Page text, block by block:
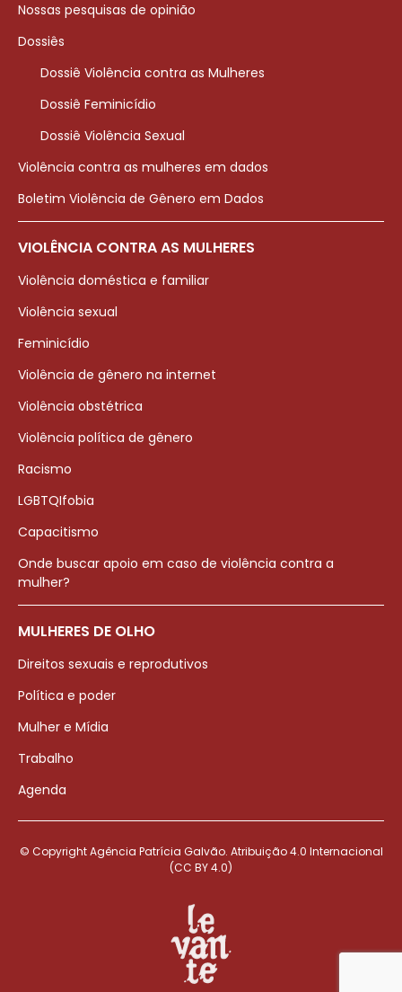
Nossas pesquisas de opinião
Dossiês
Dossiê Violência contra as Mulheres
Dossiê Feminicídio
Dossiê Violência Sexual
Violência contra as mulheres em dados
Boletim Violência de Gênero em Dados
VIOLÊNCIA CONTRA AS MULHERES
Violência doméstica e familiar
Violência sexual
Feminicídio
Violência de gênero na internet
Violência obstétrica
Violência política de gênero
Racismo
LGBTQIfobia
Capacitismo
Onde buscar apoio em caso de violência contra a
mulher?
MULHERES DE OLHO
Direitos sexuais e reprodutivos
Política e poder
Mulher e Mídia
Trabalho
Agenda
© Copyright Agência Patrícia Galvão. Atribuição 4.0 Internacional
(CC BY 4.0)